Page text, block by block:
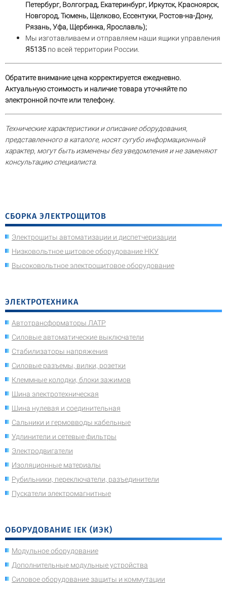
СБОРКА ЭЛЕКТРОЩИТОВ
Электрощиты автоматизации и диспетчеризации
Низковольтное щитовое оборудование НКУ
Высоковольтное электрощитовое оборудование
ЭЛЕКТРОТЕХНИКА
Автотрансформаторы ЛАТР
Силовые автоматические выключатели
Стабилизаторы напряжения
Силовые разъемы, вилки, розетки
Клеммные колодки, блоки зажимов
Шина электротехническая
Шина нулевая и соединительная
Сальники и гермовводы кабельные
Удлинители и сетевые фильтры
Электродвигатели
Изоляционные материалы
Рубильники, переключатели, разъединители
Пускатели электромагнитные
ОБОРУДОВАНИЕ IEK (ИЭК)
Модульное оборудование
Дополнительные модульные устройства
Силовое оборудование защиты и коммутации
Петербург, Волгоград, Екатеринбург, Иркутск, Красноярск,
Новгород, Тюмень, Щелково, Ессентуки, Ростов-на-Дону,
Рязань, Уфа, Щербинка, Ярославль);
Мы изготавливаем и отправляем наши ящики управления
Я5135 по всей территории России.
Обратите внимание цена корректируется ежедневно.
Актуальную стоимость и наличие товара уточняйте по
электронной почте или телефону.
Технические характеристики и описание оборудования,
представленного в каталоге, носят сугубо информационный
характер, могут быть изменены без уведомления и не заменяют
консультацию специалиста.